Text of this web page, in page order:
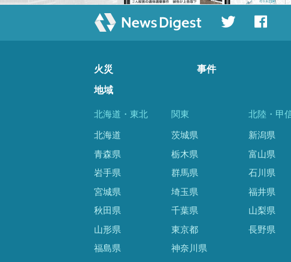
火災 事件
地域
北海道・東北
北海道
青森県
岩手県
宮城県
秋田県
山形県
福島県
関東
茨城県
栃木県
群馬県
埼玉県
千葉県
東京都
神奈川県
北陸・甲
新潟県
富山県
石川県
福井県
山梨県
長野県